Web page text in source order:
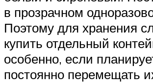
в прозрачном
Поэтому для хранения
купить отдельный
особенно, если
постоянно перемещать